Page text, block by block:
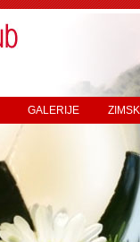
GALERIJE